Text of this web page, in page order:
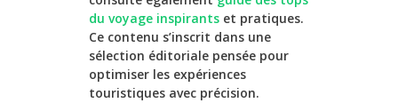
du voyage inspirants et pratiques.
Ce contenu s’inscrit dans une
sélection éditoriale pensée pour
optimiser les expériences
touristiques avec précision.